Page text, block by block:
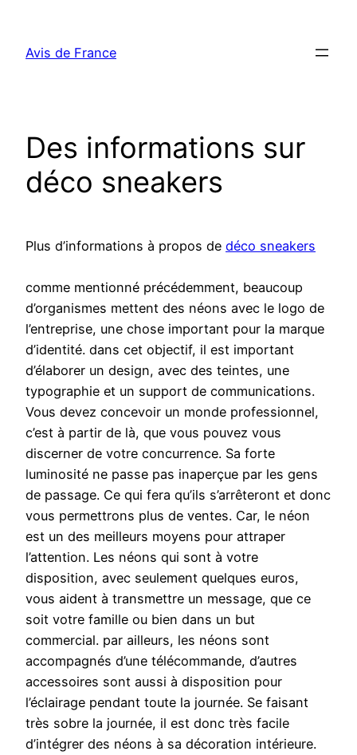
contenu
Avis de France
Des informations sur
déco sneakers
Plus d’informations à propos de déco sneakers
comme mentionné précédemment, beaucoup
d’organismes mettent des néons avec le logo de
l’entreprise, une chose important pour la marque
d’identité. dans cet objectif, il est important
d’élaborer un design, avec des teintes, une
typographie et un support de communications.
Vous devez concevoir un monde professionnel,
c’est à partir de là, que vous pouvez vous
discerner de votre concurrence. Sa forte
luminosité ne passe pas inaperçue par les gens
de passage. Ce qui fera qu’ils s’arrêteront et donc
vous permettrons plus de ventes. Car, le néon
est un des meilleurs moyens pour attraper
l’attention. Les néons qui sont à votre
disposition, avec seulement quelques euros,
vous aident à transmettre un message, que ce
soit votre famille ou bien dans un but
commercial. par ailleurs, les néons sont
accompagnés d’une télécommande, d’autres
accessoires sont aussi à disposition pour
l’éclairage pendant toute la journée. Se faisant
très sobre la journée, il est donc très facile
d’intégrer des néons à sa décoration intérieure.